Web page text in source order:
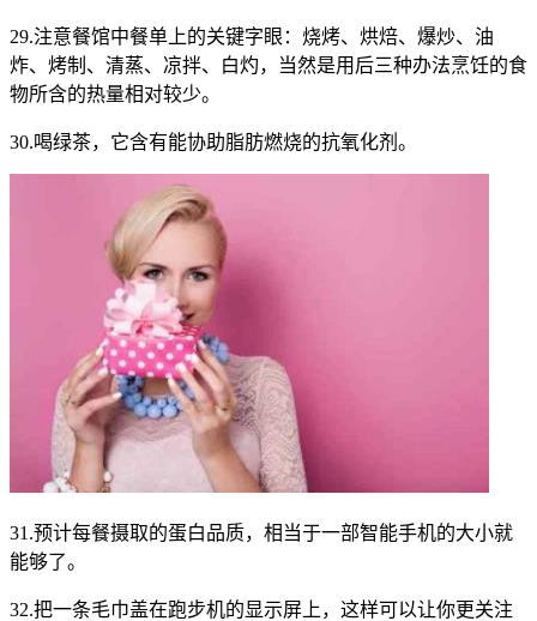
29.注意餐馆中餐单上的关键字眼：烧烤、烘焙、爆炒、油
炸、烤制、清蒸、凉拌、白灼，当然是用后三种办法烹饪的食
物所含的热量相对较少。
30.喝绿茶，它含有能协助脂肪燃烧的抗氧化剂。
31.预计每餐摄取的蛋白品质，相当于一部智能手机的大小就
能够了。
32.把一条毛巾盖在跑步机的显示屏上，这样可以让你更关注